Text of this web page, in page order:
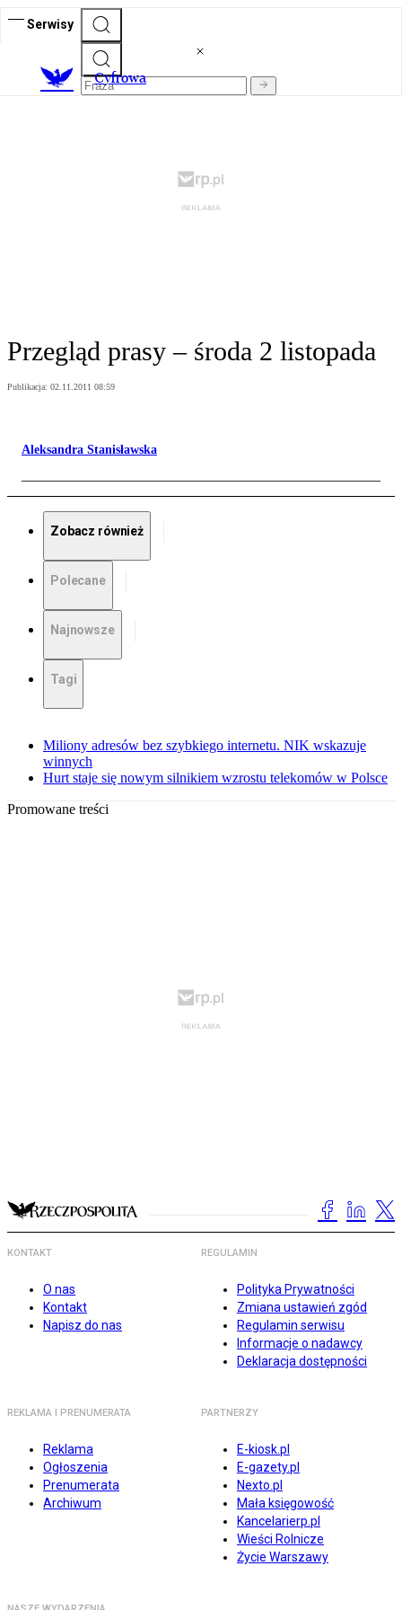
Serwisy
Cyfrowa
Przegląd prasy – środa 2 listopada
Publikacja: 02.11.2011 08:59
Aleksandra Stanisławska
Zobacz również
Polecane
Najnowsze
Tagi
Miliony adresów bez szybkiego internetu. NIK wskazuje
winnych
Hurt staje się nowym silnikiem wzrostu telekomów w Polsce
Promowane treści
KONTAKT
O nas
Kontakt
Napisz do nas
REGULAMIN
Polityka Prywatności
Zmiana ustawień zgód
Regulamin serwisu
Informacje o nadawcy
Deklaracja dostępności
REKLAMA I PRENUMERATA
Reklama
Ogłoszenia
Prenumerata
Archiwum
PARTNERZY
E-kiosk.pl
E-gazety.pl
Nexto.pl
Mała księgowość
Kancelarierp.pl
Wieści Rolnicze
Życie Warszawy